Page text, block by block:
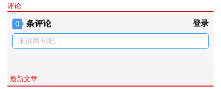
评论
0 条评论 登录
来说两句吧...
最新文章